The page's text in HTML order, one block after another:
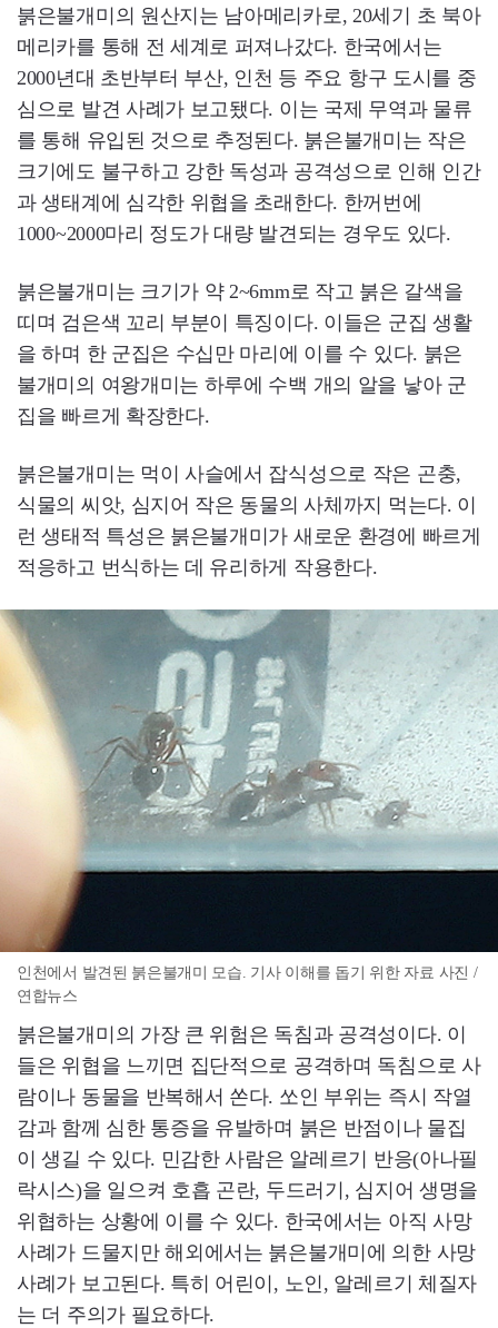
붉은불개미의 원산지는 남아메리카로, 20세기 초 북아
메리카를 통해 전 세계로 퍼져나갔다. 한국에서는
2000년대 초반부터 부산, 인천 등 주요 항구 도시를 중
심으로 발견 사례가 보고됐다. 이는 국제 무역과 물류
를 통해 유입된 것으로 추정된다. 붉은불개미는 작은
크기에도 불구하고 강한 독성과 공격성으로 인해 인간
과 생태계에 심각한 위협을 초래한다. 한꺼번에
1000~2000마리 정도가 대량 발견되는 경우도 있다.
붉은불개미는 크기가 약 2~6mm로 작고 붉은 갈색을
띠며 검은색 꼬리 부분이 특징이다. 이들은 군집 생활
을 하며 한 군집은 수십만 마리에 이를 수 있다. 붉은
불개미의 여왕개미는 하루에 수백 개의 알을 낳아 군
집을 빠르게 확장한다.
붉은불개미는 먹이 사슬에서 잡식성으로 작은 곤충,
식물의 씨앗, 심지어 작은 동물의 사체까지 먹는다. 이
런 생태적 특성은 붉은불개미가 새로운 환경에 빠르게
적응하고 번식하는 데 유리하게 작용한다.
인천에서 발견된 붉은불개미 모습. 기사 이해를 돕기 위한 자료 사진 /
연합뉴스
붉은불개미의 가장 큰 위험은 독침과 공격성이다. 이
들은 위협을 느끼면 집단적으로 공격하며 독침으로 사
람이나 동물을 반복해서 쏜다. 쏘인 부위는 즉시 작열
감과 함께 심한 통증을 유발하며 붉은 반점이나 물집
이 생길 수 있다. 민감한 사람은 알레르기 반응(아나필
락시스)을 일으켜 호흡 곤란, 두드러기, 심지어 생명을
위협하는 상황에 이를 수 있다. 한국에서는 아직 사망
사례가 드물지만 해외에서는 붉은불개미에 의한 사망
사례가 보고된다. 특히 어린이, 노인, 알레르기 체질자
는 더 주의가 필요하다.